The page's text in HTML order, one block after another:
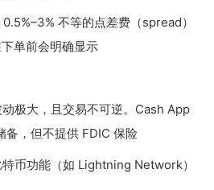
不等的点差费（spread）
单前会明确显示
极大，且交易不可逆。Cash App
备，但不提供 FDIC 保险
币功能（如 Lightning Network）